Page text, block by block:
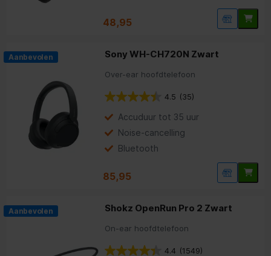
48,95
Aanbevolen Sony WH-CH720N Zwart
Over-ear hoofdtelefoon
4.5 (35)
Accuduur tot 35 uur
Noise-cancelling
Bluetooth
85,95
Aanbevolen Shokz OpenRun Pro 2 Zwart
On-ear hoofdtelefoon
4.4 (1549)